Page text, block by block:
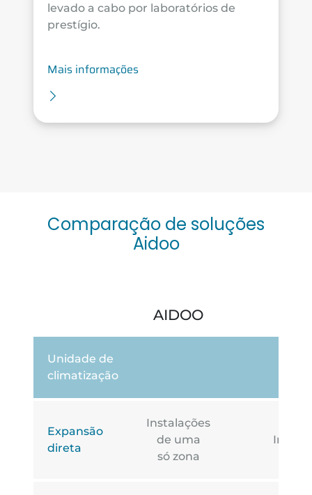
levado a cabo por laboratórios de
prestígio.
Mais informações
Comparação de soluções
Aidoo
AIDOO
Unidade de
climatização
Expansão
direta
Instalações
de uma
só zona